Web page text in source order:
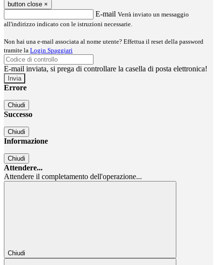
button close ×
E-mail Verrà inviato un messaggio
all'indirizzo indicato con le istruzioni necessarie.
Non hai una e-mail associata al nome utente? Effettua il reset della password
tramite la Login Spaggiari
E-mail inviata, si prega di controllare la casella di posta elettronica!
Errore
Chiudi
Successo
Chiudi
Informazione
Chiudi
Attendere...
Attendere il completamento dell'operazione...
Chiudi